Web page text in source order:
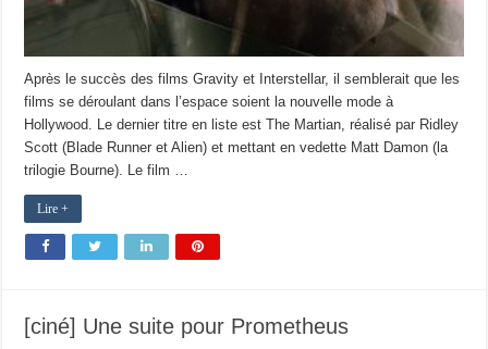
Après le succès des films Gravity et Interstellar, il semblerait que les
films se déroulant dans l’espace soient la nouvelle mode à
Hollywood. Le dernier titre en liste est The Martian, réalisé par Ridley
Scott (Blade Runner et Alien) et mettant en vedette Matt Damon (la
trilogie Bourne). Le film …
Lire +
[ciné] Une suite pour Prometheus